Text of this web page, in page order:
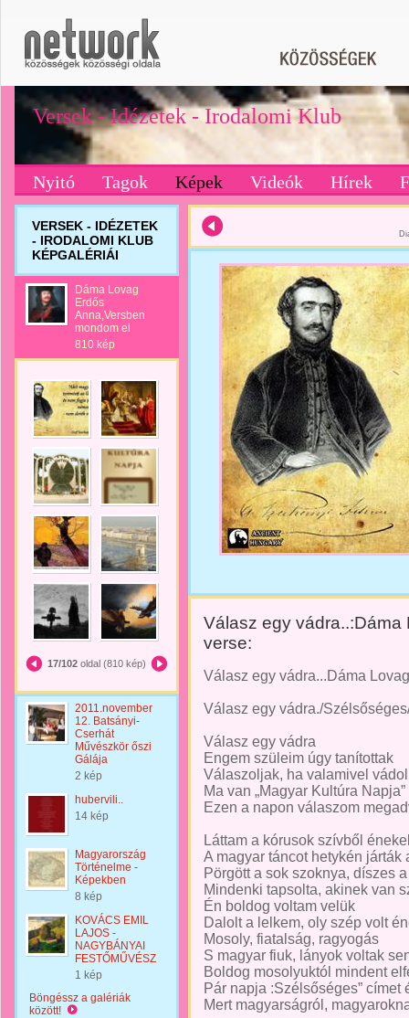
Versek - Idézetek - Irodalomi Klub
Nyitó Tagok Képek Videók Hírek
VERSEK - IDÉZETEK
- IRODALOMI KLUB
KÉPGALÉRIÁI
Dáma Lovag
Erdős
Anna,Versben
mondom el
810 kép
17/102 oldal (810 kép)
2011.november
12. Batsányi-
Cserhát
Művészkör őszi
Gálája
2 kép
hubervili..
14 kép
Magyarország
Történelme -
Képekben
8 kép
KOVÁCS EMIL
LAJOS -
NAGYBÁNYAI
FESTŐMŰVÉSZ
1 kép
Böngéssz a galériák
között!
Válasz egy vádra..:Dáma
verse:
Válasz egy vádra...Dáma
Válasz egy vádra./
Válasz egy vádra
Engem szüleim úgy tanítottak
Válaszoljak, ha valamivel
Ma van „Magyar Kultúra Napja”
Ezen a napon válaszom
Láttam a kórusok szívből
A magyar táncot hetykén járták
Pörgött a sok szoknya, díszes
Mindenki tapsolta, akinek van
Én boldog voltam velük
Dalolt a lelkem, oly szép volt
Mosoly, fiatalság, ragyogás
S magyar fiuk, lányok voltak
Boldog mosolyuktól mindent
Pár napja :Szélsőséges” címet
Mert magyarságról,